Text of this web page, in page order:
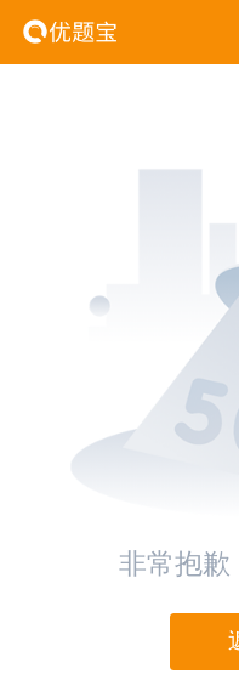
非常抱歉